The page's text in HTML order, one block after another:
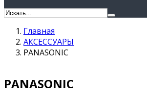
Главная
АКСЕССУАРЫ
PANASONIC
PANASONIC